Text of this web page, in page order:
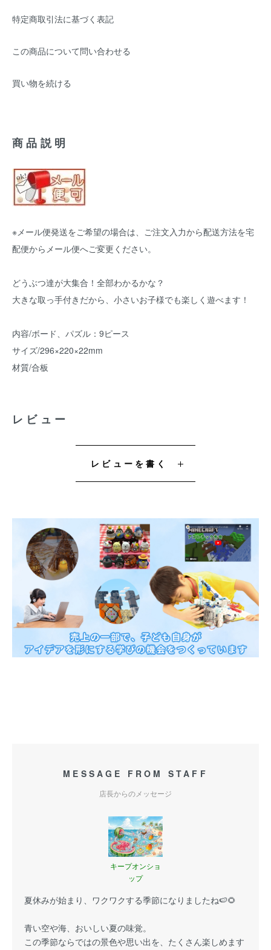
特定商取引法に基づく表記
この商品について問い合わせる
買い物を続ける
商品説明
※メール便発送をご希望の場合は、ご注文入力から配送方法を宅
配便からメール便へご変更ください。
どうぶつ達が大集合！全部わかるかな？
大きな取っ手付きだから、小さいお子様でも楽しく遊べます！
内容/ボード、パズル：9ピース
サイズ/296×220×22mm
材質/合板
レビュー
レビューを書く
MESSAGE FROM STAFF
店長からのメッセージ
キープオンショ
ップ
夏休みが始まり、ワクワクする季節になりましたね🍉🌻
青い空や海、おいしい夏の味覚。
この季節ならではの景色や思い出を、たくさん楽しめます